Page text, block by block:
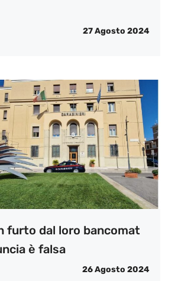
27 Agosto 2024
furto dal loro bancomat
è falsa
26 Agosto 2024